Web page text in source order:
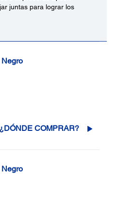
juntas para lograr los
¿DÓNDE COMPRAR?